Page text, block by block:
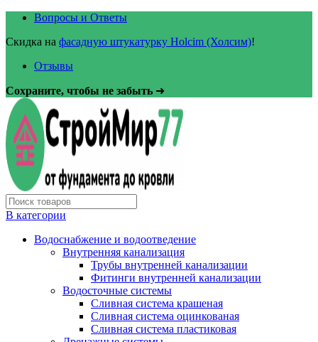
Вопросы и Ответы
Скидка на фасадную штукатурку Holcim (Холсим)!
Отзывы
Сохраните, чтобы не забыть ➜
В категории
Водоснабжение и водоотведение
Внутренняя канализация
Трубы внутренней канализации
Фитинги внутренней канализации
Водосточные системы
Сливная система крашеная
Сливная система оцинкованая
Сливная система пластиковая